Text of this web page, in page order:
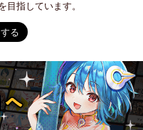
目指しています。